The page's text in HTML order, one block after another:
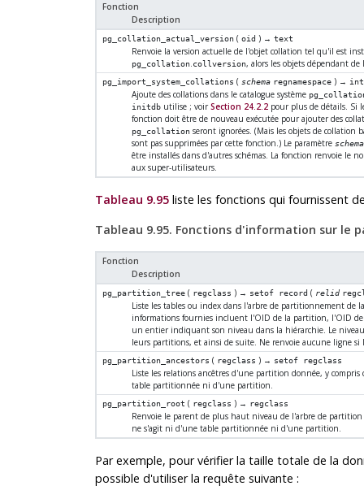
Fonction
Description
pg_collation_actual_version (oid ) →text
Renvoie la version actuelle de l'objet collation tel qu'il est
pg_collation.collversion, alors les objets dépendant
pg_import_system_collations (schema regnamespace ) →
Ajoute des collations dans le catalogue système
initdbutilise ; voirSection 24.2.2pour plus de détails. Si
fonction doit être de nouveau exécutée pour ajouter des
pg_collationseront ignorées. (Mais les objets de collation
sont pas supprimées par cette fonction.) Le paramètre schema
être installés dans d'autres schémas. La fonction renvoie le
aux super-utilisateurs.
Tableau 9.95liste les fonctions qui fournissent
Tableau 9.95. Fonctions d'information sur le
Fonction
Description
pg_partition_tree ( regclass ) → setof record ( relid
Liste les tables ou index dans l'arbre de partitionnement
informations fournies incluent l'OID de la partition, l'OID
un entier indiquant son niveau dans la hiérarchie. Le
leurs partitions, et ainsi de suite. Ne renvoie aucune ligne
pg_partition_ancestors ( regclass ) → setof regclass
Liste les relations ancêtres d'une partition donnée, y
table partitionnée ni d'une partition.
pg_partition_root ( regclass ) → regclass
Renvoie le parent de plus haut niveau de l'arbre de
ne s'agit ni d'une table partitionnée ni d'une partition.
Par exemple, pour vérifier la taille totale de la
possible d'utiliser la requête suivante :